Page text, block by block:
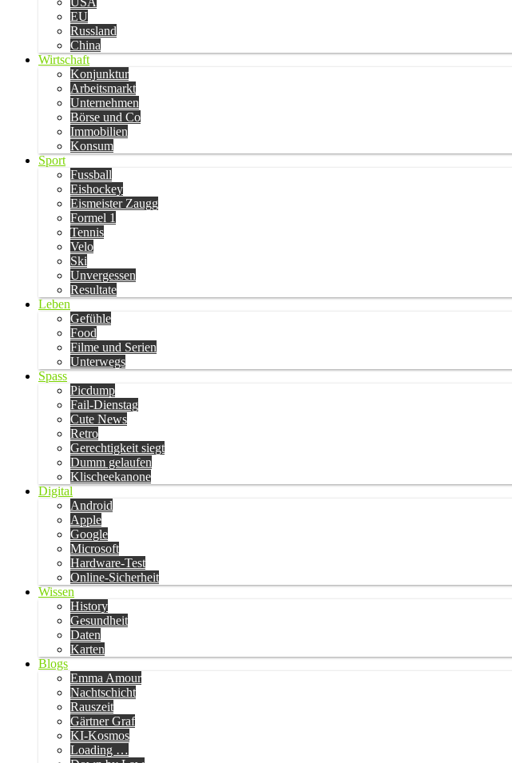
EU
Russland
China
Wirtschaft
Konjunktur
Arbeitsmarkt
Unternehmen
Börse und Co
Immobilien
Konsum
Sport
Fussball
Eishockey
Eismeister Zaugg
Formel 1
Tennis
Velo
Ski
Unvergessen
Resultate
Leben
Gefühle
Food
Filme und Serien
Unterwegs
Spass
Picdump
Fail-Dienstag
Cute News
Retro
Gerechtigkeit siegt
Dumm gelaufen
Klischeekanone
Digital
Android
Apple
Google
Microsoft
Hardware-Test
Online-Sicherheit
Wissen
History
Gesundheit
Daten
Karten
Blogs
Emma Amour
Nachtschicht
Rauszeit
Gärtner Graf
KI-Kosmos
Loading …